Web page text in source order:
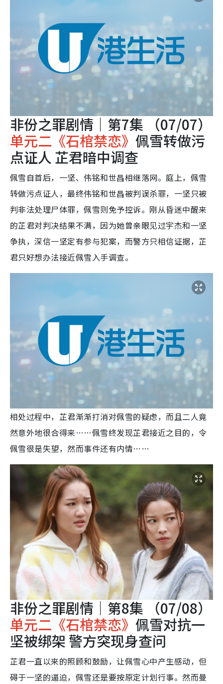
非份之罪剧情｜第7集 （07/07）
单元二《石棺禁恋》 佩雪转做污
点证人 芷君暗中调查
佩雪自首后，一坚、伟铭和世昌相继落网。庭上，佩雪
转做污点证人，最终伟铭和世昌被判误杀罪，一坚只被
判非法处理尸体罪，佩雪则免予控诉。刚从昏迷中醒来
的芷君对判决结果不满，因为她曾亲眼见过宇杰和一坚
争执，深信一坚定有参与犯案，而警方只相信证据，芷
君只好想办法接近佩雪入手调查。
相处过程中，芷君渐渐打消对佩雪的疑虑，而且二人竟
然意外地很合得来……佩雪终发现芷君接近之目的，令
佩雪很是失望，然而事件还有内情……
非份之罪剧情｜第8集 （07/08）
单元二《石棺禁恋》 佩雪对抗一
坚被绑架 警方突现身查问
芷君一直以来的照顾和鼓励，让佩雪心中产生感动，但
碍于一坚的逼迫，佩雪还是要按原定计划行事。然而曼